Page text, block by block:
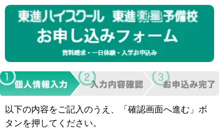
以下の内容をご記入のうえ、「確認画面へ進む」ボ
タンを押してください。